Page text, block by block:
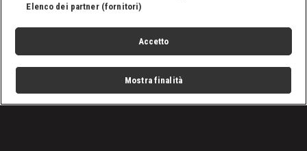
Elenco dei partner (fornitori)
Accetto
Mostra finalità